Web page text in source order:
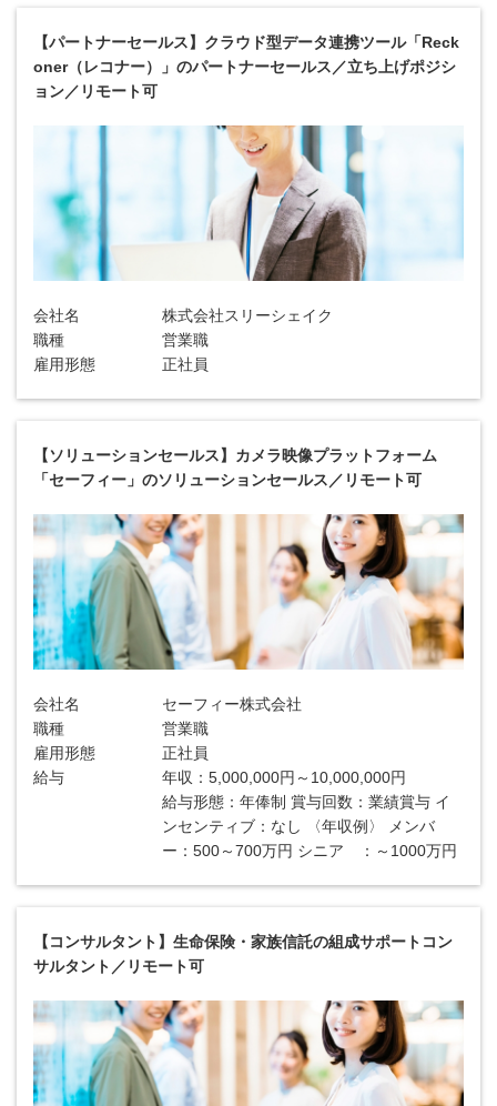
【パートナーセールス】クラウド型データ連携ツール「Reck
oner（レコナー）」のパートナーセールス／立ち上げポジシ
ョン／リモート可
会社名
株式会社スリーシェイク
職種
営業職
雇用形態
正社員
【ソリューションセールス】カメラ映像プラットフォーム
「セーフィー」のソリューションセールス／リモート可
会社名
セーフィー株式会社
職種
営業職
雇用形態
正社員
給与
年収：5,000,000円～10,000,000円
給与形態：年俸制 賞与回数：業績賞与 イ
ンセンティブ：なし 〈年収例〉 メンバ
ー：500～700万円 シニア ：～1000万円
【コンサルタント】生命保険・家族信託の組成サポートコン
サルタント／リモート可